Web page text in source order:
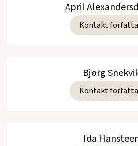
April
Kontakt
Bjørg
Kontakt
Ida